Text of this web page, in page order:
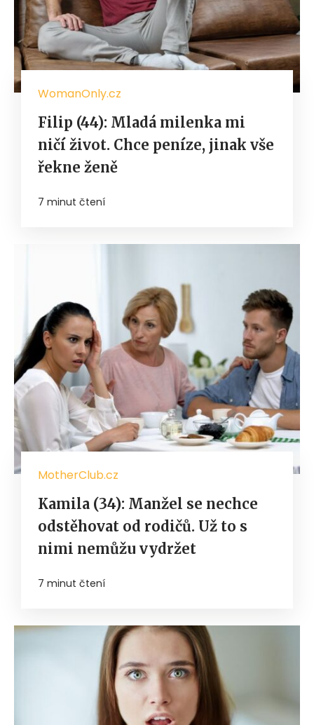
WomanOnly.cz
Filip (44): Mladá milenka mi
ničí život. Chce peníze, jinak vše
řekne ženě
7 minut čtení
MotherClub.cz
Kamila (34): Manžel se nechce
odstěhovat od rodičů. Už to s
nimi nemůžu vydržet
7 minut čtení